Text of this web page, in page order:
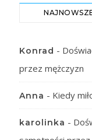
Konrad -
przez mężczyzn
Anna - Kiedy
karolinka -